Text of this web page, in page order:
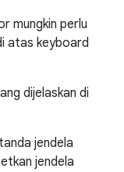
mungkin perlu
atas keyboard
dijelaskan di
jendela
jendela